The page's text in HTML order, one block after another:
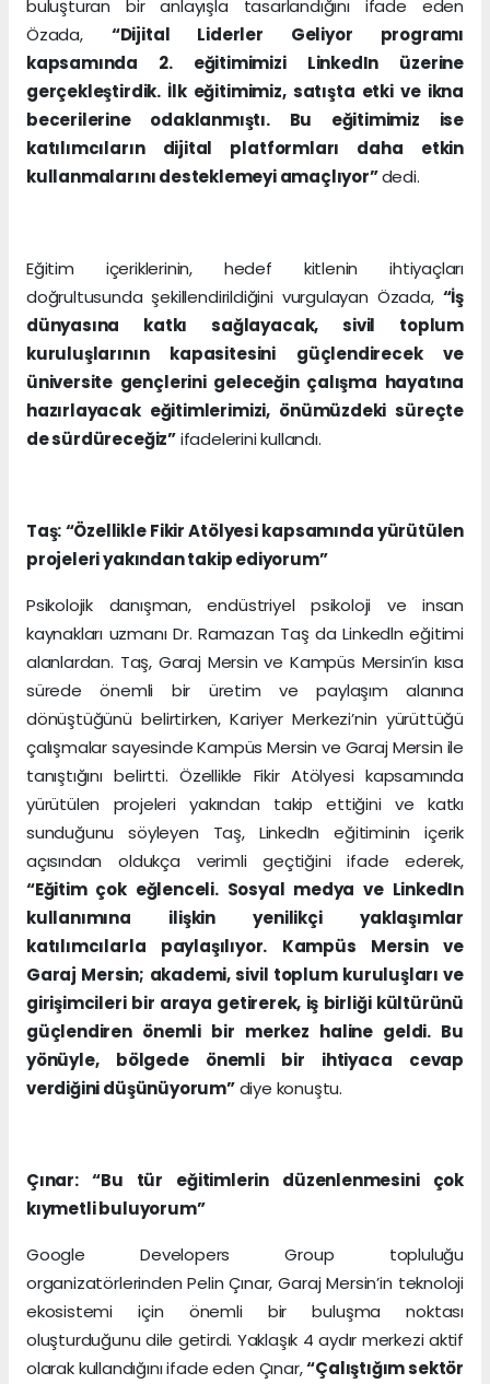
buluşturan bir anlayışla tasarlandığını ifade eden
Özada, “Dijital Liderler Geliyor programı
kapsamında 2. eğitimimizi LinkedIn üzerine
gerçekleştirdik. İlk eğitimimiz, satışta etki ve ikna
becerilerine odaklanmıştı. Bu eğitimimiz ise
katılımcıların dijital platformları daha etkin
kullanmalarını desteklemeyi amaçlıyor”dedi.
Eğitim içeriklerinin, hedef kitlenin ihtiyaçları
doğrultusunda şekillendirildiğini vurgulayan Özada, “İş
dünyasına katkı sağlayacak, sivil toplum
kuruluşlarının kapasitesini güçlendirecek ve
üniversite gençlerini geleceğin çalışma hayatına
hazırlayacak eğitimlerimizi, önümüzdeki süreçte
de sürdüreceğiz”ifadelerini kullandı.
Taş: “Özellikle Fikir Atölyesi kapsamında yürütülen
projeleri yakından takip ediyorum”
Psikolojik danışman, endüstriyel psikoloji ve insan
kaynakları uzmanı Dr. Ramazan Taş da Linkedln eğitimi
alanlardan. Taş, Garaj Mersin ve Kampüs Mersin’in kısa
sürede önemli bir üretim ve paylaşım alanına
dönüştüğünü belirtirken, Kariyer Merkezi’nin yürüttüğü
çalışmalar sayesinde Kampüs Mersin ve Garaj Mersin ile
tanıştığını belirtti. Özellikle Fikir Atölyesi kapsamında
yürütülen projeleri yakından takip ettiğini ve katkı
sunduğunu söyleyen Taş, LinkedIn eğitiminin içerik
açısından oldukça verimli geçtiğini ifade ederek,
“Eğitim çok eğlenceli. Sosyal medya ve LinkedIn
kullanımına ilişkin yenilikçi yaklaşımlar
katılımcılarla paylaşılıyor. Kampüs Mersin ve
Garaj Mersin; akademi, sivil toplum kuruluşları ve
girişimcileri bir araya getirerek, iş birliği kültürünü
güçlendiren önemli bir merkez haline geldi. Bu
yönüyle, bölgede önemli bir ihtiyaca cevap
verdiğini düşünüyorum”diye konuştu.
Çınar: “Bu tür eğitimlerin düzenlenmesini çok
kıymetli buluyorum”
Google Developers Group topluluğu
organizatörlerinden Pelin Çınar, Garaj Mersin’in teknoloji
ekosistemi için önemli bir buluşma noktası
oluşturduğunu dile getirdi. Yaklaşık 4 aydır merkezi aktif
olarak kullandığını ifade eden Çınar,“Çalıştığım sektör